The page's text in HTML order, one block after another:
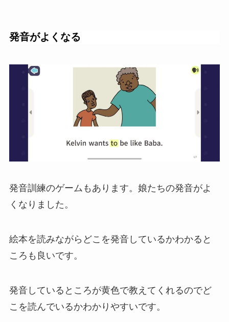
発音がよくなる
発音訓練のゲームもあります。娘たちの発音がよ
くなりました。
絵本を読みながらどこを発音しているかわかると
ころも良いです。
発音しているところが黄色で教えてくれるのでど
こを読んでいるかわかりやすいです。